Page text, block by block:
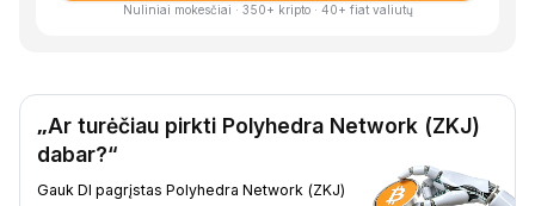
Nuliniai mokesčiai · 350+ kripto · 40+ fiat valiutų
„Ar turėčiau pirkti Polyhedra Network (ZKJ)
dabar?“
Gauk DI pagrįstas Polyhedra Network (ZKJ)